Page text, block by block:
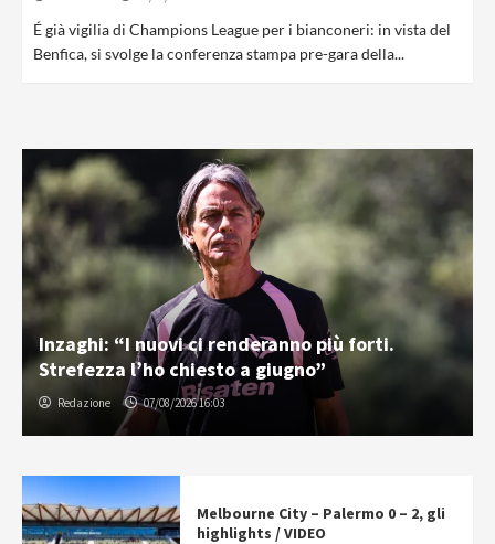
É già vigilia di Champions League per i bianconeri: in vista del
Benfica, si svolge la conferenza stampa pre-gara della...
Inzaghi: “I nuovi ci renderanno più forti.
Strefezza l’ho chiesto a giugno”
Redazione 07/08/2026 16:03
Melbourne City – Palermo 0 – 2, gli
highlights / VIDEO